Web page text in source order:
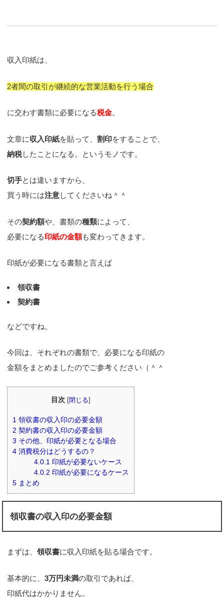
収入印紙は、
2者間の取引が継続的な営業活動を行う場合
に交わす書類に必要になる税金。
文章に収入印紙を貼って、割印をすることで、
納税したことになる。というモノです。
切手とは違いますから、
買う時には注意してくださいね＾＾
その契約額や、書類の種類によって、
必要になる印紙の金額も変わってきます。
印紙が必要になる書類と言えば
領収書
契約書
などですね。
今回は、それぞれの書類で、必要になる印紙の
金額をまとめましたのでご参考ください（＾＾
目次 [閉じる]
1 領収書の収入印の必要金額
2 契約書の収入印の必要金額
3 その他、印紙が必要となる場合
4 消費税分はどうするの？
4.0.1 印紙が必要ないケース
4.0.2 印紙が必要になるケース
5 まとめ
領収書の収入印の必要金額
まずは、領収書に収入印紙を貼る場合です。
基本的に、3万円未満の取引であれば、
印紙代はかかりません。